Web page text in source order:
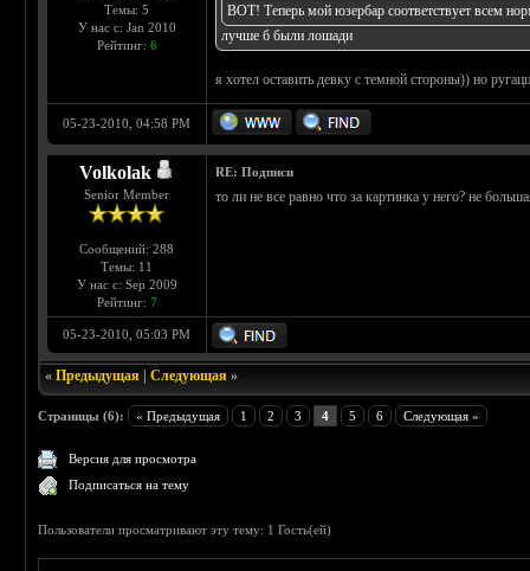
Темы: 5
У нас с: Jan 2010
Рейтинг: 6
ВОТ! Теперь мой юзербар соответствует всем
лучше б были лошади
я хотел оставить девку с темной стороны)) но
05-23-2010, 04:58 PM
Volkolak
Senior Member
Сообщений: 288
Темы: 11
У нас с: Sep 2009
Рейтинг: 7
RE: Подписи
то ли не все равно что за картинка у него? не
05-23-2010, 05:03 PM
«Предыдущая |Следующая »
Страницы (6): « Предыдущая 1 2 3 4 5 6 Следующая »
Версия для просмотра
Подписаться на тему
Пользователи просматривают эту тему: 1 Гость(ей)